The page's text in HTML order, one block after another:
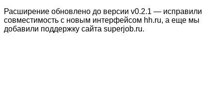
Расширение обновлено до версии v0.2.1 — исправили
совместимость с новым интерфейсом hh.ru, а еще мы
добавили поддержку сайта superjob.ru.